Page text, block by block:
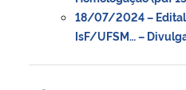
18/07/2024 –
IsF/UFSM… –